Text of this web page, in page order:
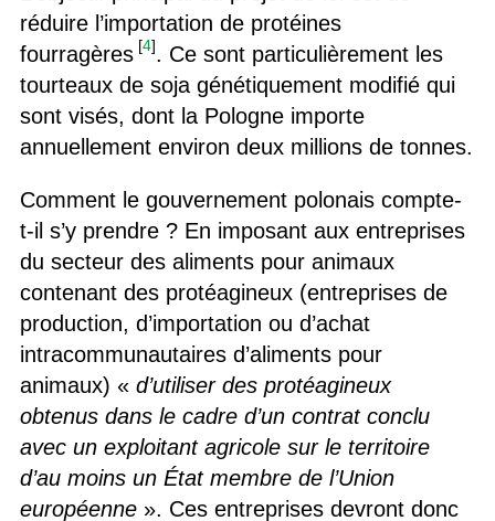
réduire l’importation de protéines
fourragères [4]. Ce sont particulièrement les
tourteaux de soja génétiquement modifié qui
sont visés, dont la Pologne importe
annuellement environ deux millions de tonnes.
Comment le gouvernement polonais compte-
t-il s’y prendre ? En imposant aux entreprises
du secteur des aliments pour animaux
contenant des protéagineux (entreprises de
production, d’importation ou d’achat
intracommunautaires d’aliments pour
animaux) « d’utiliser des protéagineux
obtenus dans le cadre d’un contrat conclu
avec un exploitant agricole sur le territoire
d’au moins un État membre de l’Union
européenne». Ces entreprises devront donc